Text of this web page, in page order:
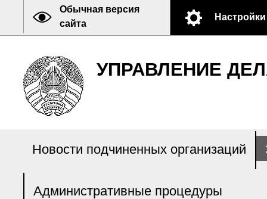
Обычная версия
сайта
Настройки
УПРАВЛЕНИЕ
Новости подчиненных организаций
Административные процедуры